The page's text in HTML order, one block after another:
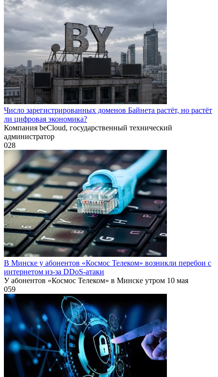
Число зарегистрированных доменов Байнета растёт, но растёт
ли цифровая экономика?
Компания beCloud, государственный технический
администратор
028
В Минске у абонентов «Космос Телеком» возникли перебои с
интернетом из-за DDoS-атаки
У абонентов «Космос Телеком» в Минске утром 10 мая
059